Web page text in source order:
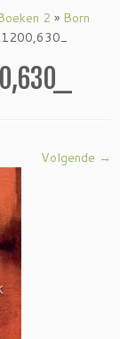
2 » Born
Volgende →